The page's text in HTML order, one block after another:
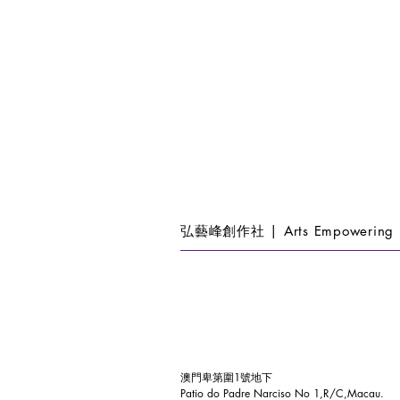
弘藝峰創作社 | Arts Empowering
澳門卑第圍1號地下
Patio do Padre Narciso No 1,R/C,Macau.